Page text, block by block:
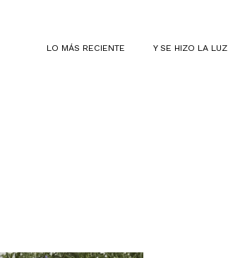
LO MÁS RECIENTE Y SE HIZO LA LUZ